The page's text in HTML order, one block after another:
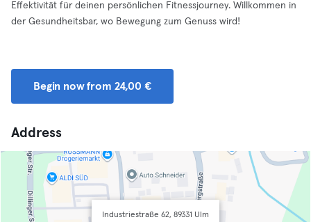
Effektivität für deinen persönlichen Fitnessjourney. Willkommen in
der Gesundheitsbar, wo Bewegung zum Genuss wird!
Begin now from 24,00 €
Address
Industriestraße 62, 89331 Ulm